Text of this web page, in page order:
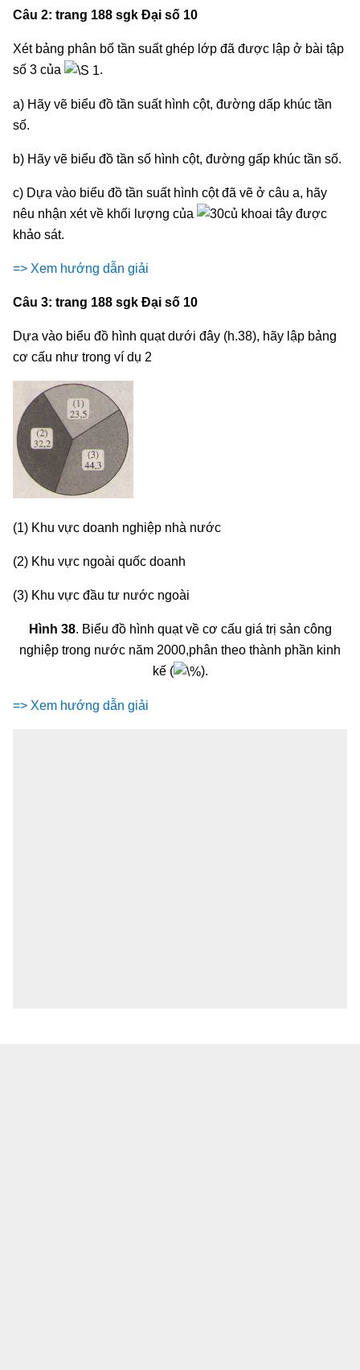
Câu 2: trang 188 sgk Đại số 10
Xét bảng phân bố tần suất ghép lớp đã được lập ở bài tập
số 3 của
.
a) Hãy vẽ biểu đồ tần suất hình cột, đường dấp khúc tần
số.
b) Hãy vẽ biểu đồ tần số hình cột, đường gấp khúc tần số.
c) Dựa vào biểu đồ tần suất hình cột đã vẽ ở câu a, hãy
nêu nhận xét về khối lượng của
củ khoai tây được
khảo sát.
=> Xem hướng dẫn giải
Câu 3: trang 188 sgk Đại số 10
Dựa vào biểu đồ hình quạt dưới đây (h.38), hãy lập bảng
cơ cấu như trong ví dụ 2
(1) Khu vực doanh nghiệp nhà nước
(2) Khu vực ngoài quốc doanh
(3) Khu vực đầu tư nước ngoài
Hình 38. Biểu đồ hình quạt về cơ cấu giá trị sản công
nghiệp trong nước năm 2000,phân theo thành phần kinh
kế (
).
=> Xem hướng dẫn giải